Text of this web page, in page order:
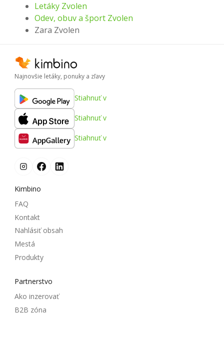
Letáky Zvolen
Odev, obuv a šport Zvolen
Zara Zvolen
Najnovšie letáky, ponuky a zľavy
Stiahnuť v
Stiahnuť v
Stiahnuť v
Kimbino
FAQ
Kontakt
Nahlásiť obsah
Mestá
Produkty
Partnerstvo
Ako inzerovať
B2B zóna